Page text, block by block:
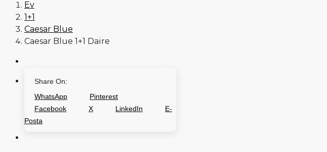
Ev
1+1
Caesar Blue
Caesar Blue 1+1 Daire
Share On:
WhatsApp
Pinterest
Facebook
X LinkedIn
E-
Posta